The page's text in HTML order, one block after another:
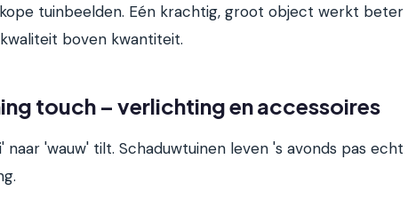
tuinbeelden. Eén krachtig, groot object werkt beter
boven kwantiteit.
touch – verlichting en accessoires
naar 'wauw' tilt. Schaduwtuinen leven 's avonds pas echt